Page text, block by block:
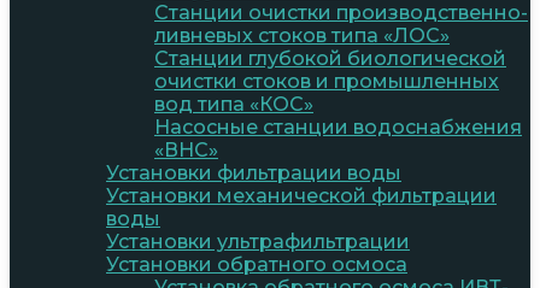
Станции очистки производственно-
ливневых стоков типа «ЛОС»
Станции глубокой биологической
очистки стоков и промышленных
вод типа «КОС»
Насосные станции водоснабжения
«ВНС»
Установки фильтрации воды
Установки механической фильтрации
воды
Установки ультрафильтрации
Установки обратного осмоса